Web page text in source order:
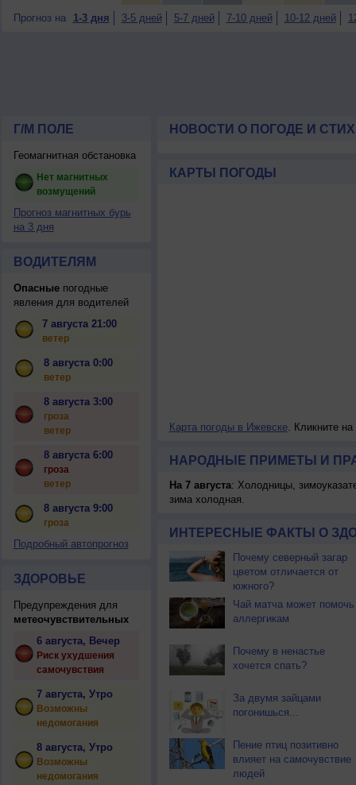
Прогноз на 1-3 дня 3-5 дней 5-7 дней 7-10 дней 10-12 дней
Г/М ПОЛЕ
Геомагнитная обстановка
Нет магнитных
возмущений
Прогноз магнитных бурь
на 3 дня
ВОДИТЕЛЯМ
Опасныепогодные
явления для водителей
7 августа 21:00
ветер
8 августа 0:00
ветер
8 августа 3:00
гроза
ветер
8 августа 6:00
гроза
ветер
8 августа 9:00
гроза
Подробный автопрогноз
ЗДОРОВЬЕ
Предупреждения для
метеочувствительных
6 августа, Вечер
Риск ухудшения
самочувствия
7 августа, Утро
Возможны
недомогания
8 августа, Утро
Возможны
недомогания
НОВОСТИ О ПОГОДЕ И
КАРТЫ ПОГОДЫ
Карта погоды в Ижевске. Кликните
НАРОДНЫЕ ПРИМЕТЫ И
На 7 августа: Холодницы,
зима холодная.
ИНТЕРЕСНЫЕ ФАКТЫ О
Почему северный загар
цветом отличается от
южного?
Чай матча может помочь
аллергикам
Почему в ненастье
хочется спать?
За двумя зайцами
погонишься...
Пение птиц позитивно
влияет на самочувствие
людей